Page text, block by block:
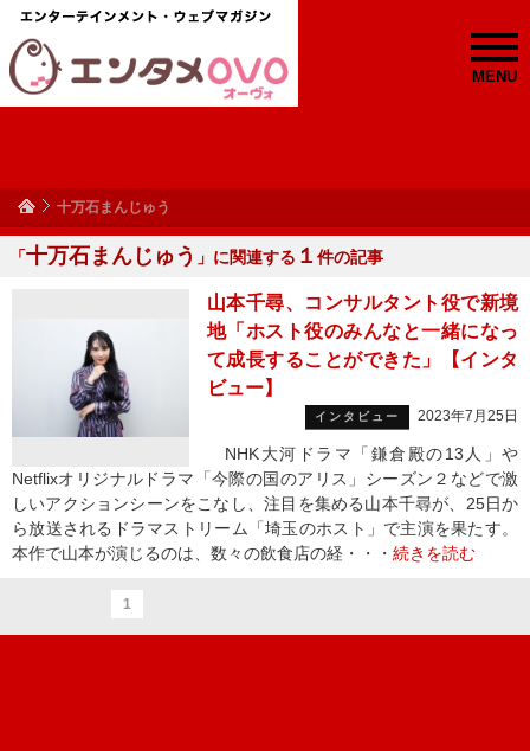
MENU
十万石まんじゅう
「十万石まんじゅう 」に関連する １ 件の記事
山本千尋、コンサルタント役で新境
地「ホスト役のみんなと一緒になっ
て成長することができた」【インタ
ビュー】
インタビュー 2023年7月25日
NHK大河ドラマ「鎌倉殿の13人」や
Netflixオリジナルドラマ「今際の国のアリス」シーズン２などで激
しいアクションシーンをこなし、注目を集める山本千尋が、25日か
ら放送されるドラマストリーム「埼玉のホスト」で主演を果たす。
本作で山本が演じるのは、数々の飲食店の経・・・ 続きを読む
1